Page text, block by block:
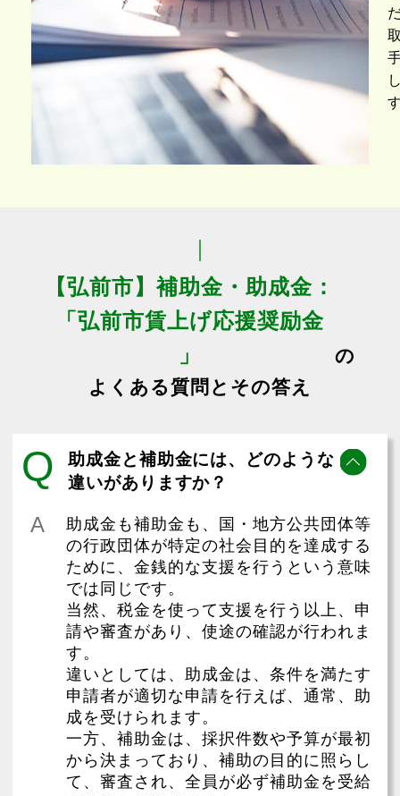
【弘前市】補助金・助成金：
「弘前市賃上げ応援奨励金
」
の
よくある質問とその答え
Q
助成金と補助金には、どのような
違いがありますか？
A
助成金も補助金も、国・地方公共団体等
の行政団体が特定の社会目的を達成する
ために、金銭的な支援を行うという意味
では同じです。
当然、税金を使って支援を行う以上、申
請や審査があり、使途の確認が行われま
す。
違いとしては、助成金は、条件を満たす
申請者が適切な申請を行えば、通常、助
成を受けられます。
一方、補助金は、採択件数や予算が最初
から決まっており、補助の目的に照らし
て、審査され、全員が必ず補助金を受給